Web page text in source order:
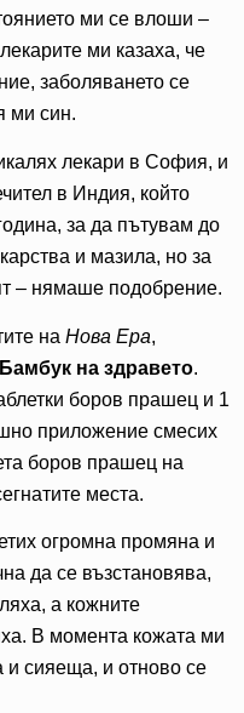
ми се влоши –
ми казаха, че
заболяването се
ми син.
лекари в София, и
в Индия, който
за да пътувам до
и мазила, но за
– нямаше подобрение.
на Нова Ера,
Бамбук на здравето.
боров прашец и 1
приложение смесих
боров прашец на
места.
огромна промяна и
да се възстановява,
а кожните
В момента кожата ми
и сияеща, и отново се